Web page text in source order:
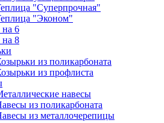
"Суперпрочная"
"Эконом"
на 6
на 8
из поликарбоната
из профлиста
навесы
из поликарбоната
из металлочерепицы